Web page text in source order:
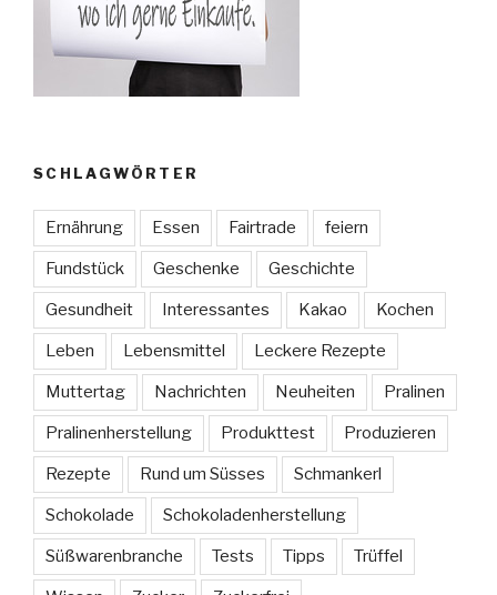
SCHLAGWÖRTER
Ernährung Essen Fairtrade feiern
Fundstück Geschenke Geschichte
Gesundheit Interessantes Kakao Kochen
Leben Lebensmittel Leckere Rezepte
Muttertag Nachrichten Neuheiten Pralinen
Pralinenherstellung Produkttest Produzieren
Rezepte Rund um Süsses Schmankerl
Schokolade Schokoladenherstellung
Süßwarenbranche Tests Tipps Trüffel